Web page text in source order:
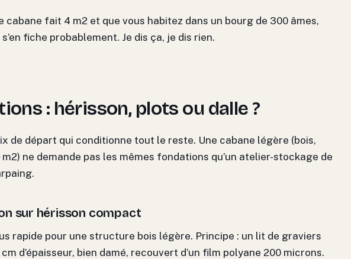
cabane fait 4 m2 et que vous habitez dans un bourg de 300 âmes,
fiche probablement. Je dis ça, je dis rien.
: hérisson, plots ou dalle ?
de départ qui conditionne tout le reste. Une cabane légère (bois,
m2) ne demande pas les mêmes fondations qu’un atelier-stockage de
sur hérisson compact
rapide pour une structure bois légère. Principe : un lit de graviers
d’épaisseur, bien damé, recouvert d’un film polyane 200 microns.